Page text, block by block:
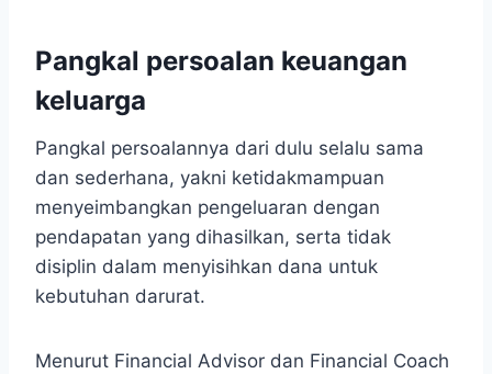
Pangkal persoalan keuangan
keluarga
Pangkal persoalannya dari dulu selalu sama
dan sederhana, yakni ketidakmampuan
menyeimbangkan pengeluaran dengan
pendapatan yang dihasilkan, serta tidak
disiplin dalam menyisihkan dana untuk
kebutuhan darurat.
Menurut Financial Advisor dan Financial Coach